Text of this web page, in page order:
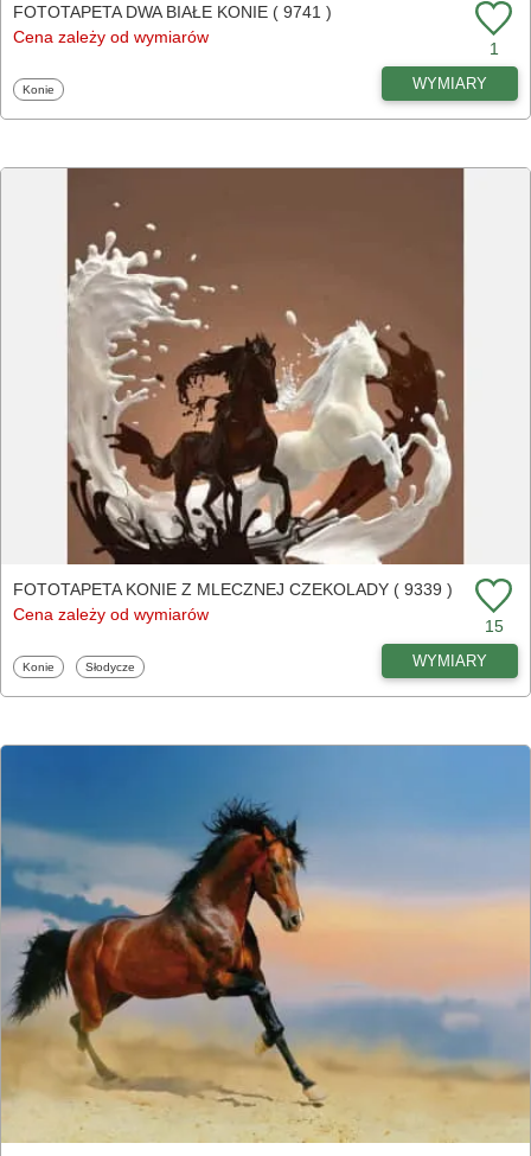
FOTOTAPETA DWA BIAŁE KONIE ( 9741 )
Cena zależy od wymiarów
1
Fototapety
Konie WYMIARY
FOTOTAPETA KONIE Z MLECZNEJ CZEKOLADY ( 9339 )
Cena zależy od wymiarów
15
Fototapety
Konie Fototapety
Słodycze WYMIARY